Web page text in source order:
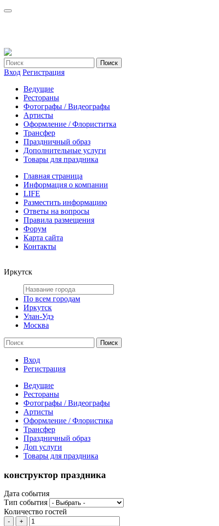
Вход Регистрация
Ведущие
Рестораны
Фотографы / Видеографы
Артисты
Оформление / Флориститка
Трансфер
Праздничный образ
Дополнительные услуги
Товары для праздника
Главная страница
Информация о компании
LIFE
Разместить информацию
Ответы на вопросы
Правила размещения
Форум
Карта сайта
Контакты
Иркутск
По всем городам
Иркутск
Улан-Удэ
Москва
Вход
Регистрация
Ведущие
Рестораны
Фотографы / Видеографы
Артисты
Оформление / Флористика
Трансфер
Праздничный образ
Доп услуги
Товары для праздника
конструктор праздника
Дата события
Тип события
Количество гостей
- +